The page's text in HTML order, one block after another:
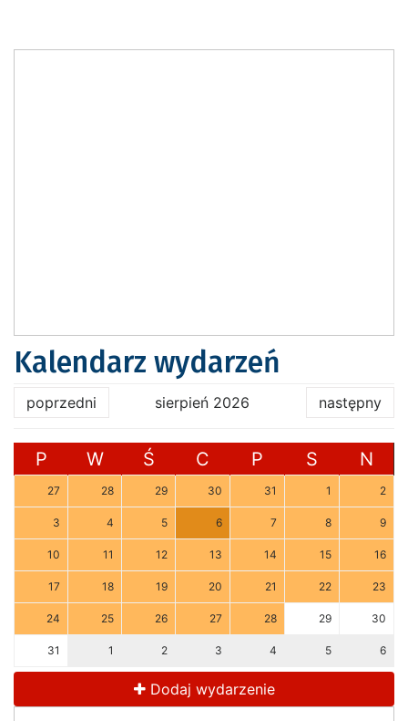
Kalendarz wydarzeń
poprzedni sierpień 2026 następny
P W Ś C P S N
27 28 29 30 31 1 2
3 4 5 6 7 8 9
10 11 12 13 14 15 16
17 18 19 20 21 22 23
24 25 26 27 28 29 30
31 1 2 3 4 5 6
Dodaj wydarzenie